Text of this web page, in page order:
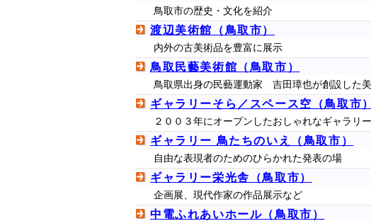
鳥取市の歴史・文化を紹介
渡辺美術館（鳥取市）
内外の古美術品を豊富に展示
鳥取民藝美術館（鳥取市）
鳥取県出身の民藝運動家 吉田璋也が創設した
ギャラリーそら／スペース空（鳥取市）
２００３年にオープンしたおしゃれなギャラリー
ギャラリー 鳥たちのいえ（鳥取市）
自由な表現者のためのひらかれた発表の場
ギャラリー栄光舎（鳥取市）
企画展、現代作家の作品展示など
中電ふれあいホール（鳥取市）